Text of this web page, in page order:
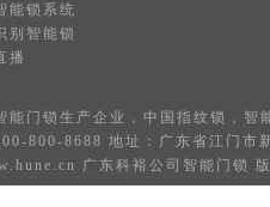
能锁系统
别智能锁
播
能门锁 生产企业，中国 指纹锁 ， 智
800-8688 地址：广东省江门市
广东科裕公司智能门锁